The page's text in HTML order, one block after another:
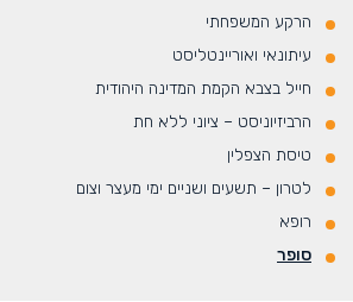
הרקע המשפחתי
עיתונאי ואוריינטליסט
חייל בצבא הקמת המדינה היהודית
הרביזיוניסט – ציוני ללא חת
טיסת הצפלין
לטרון – תשעים ושניים ימי מעצר וצום
רופא
סופר